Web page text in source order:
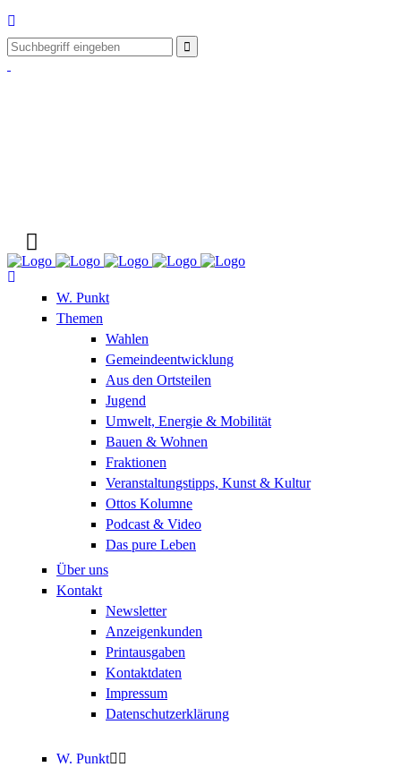
W. Punkt
Themen
Wahlen
Gemeindeentwicklung
Aus den Ortsteilen
Jugend
Umwelt, Energie & Mobilität
Bauen & Wohnen
Fraktionen
Veranstaltungstipps, Kunst & Kultur
Ottos Kolumne
Podcast & Video
Das pure Leben
Über uns
Kontakt
Newsletter
Anzeigenkunden
Printausgaben
Kontaktdaten
Impressum
Datenschutzerklärung
W. Punkt